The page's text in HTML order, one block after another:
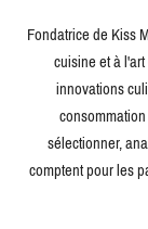
Fondatrice de Kiss
cuisine et à
innovations
sélectionner,
comptent pour les